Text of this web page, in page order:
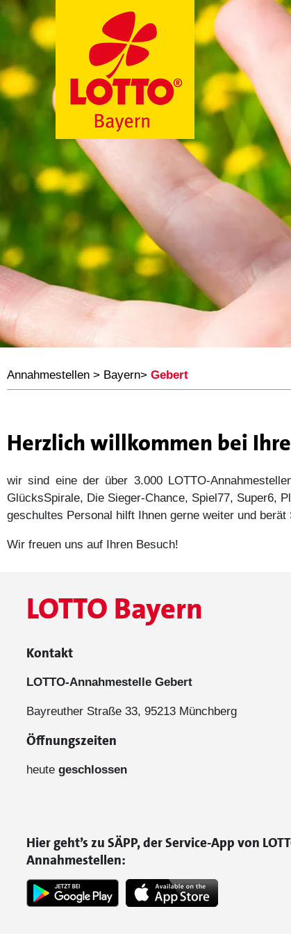
Annahmestellen > Bayern> Gebert
Herzlich willkommen bei
wir sind eine der über 3.000 LOTTO-
GlücksSpirale, Die Sieger-Chance, Spiel77, Super6,
geschultes Personal hilft Ihnen gerne weiter und
Wir freuen uns auf Ihren Besuch!
LOTTO Bayern
Kontakt
LOTTO-Annahmestelle Gebert
Bayreuther Straße 33, 95213 Münchberg
Öffnungszeiten
heute geschlossen
Hier geht’s zu SÄPP, der Service-App von
Annahmestellen: